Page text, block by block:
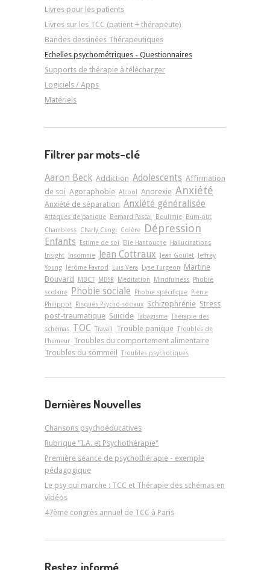
Livres pour les patients
Livres sur les TCC (patient + thérapeute)
Bandes dessinées Thérapeutiques
Echelles psychométriques - Questionnaires
Supports de thérapie à télécharger
Logiciels / Apps
Matériels
Filtrer par mots-clé
Aaron Beck Addiction Adolescents Affirmation
de soi Agoraphobie Alcool Anorexie Anxiété
Anxiété de séparation Anxiété généralisée
Attaques de panique Bernard Pascal Boulimie
Burn-out
Chambless Charly Cungi Colère Dépression
Enfants Estime de soi Élie Hantouche
Hallucinations
Insight Insomnie Jean Cottraux Jean Goulet
Jeffrey
Young
Jérôme Favrod Luis Vera Lyse Turgeon
Martine
Bouvard
MBCT MBSR Méditation Mindfulness
Phobie
scolaire
Phobie sociale Phobie spécifique
Pierre
Philippot
Risques Psycho-sociaux Schizophrénie Stress
post-traumatique Suicide Tabagisme Thérapie des
schémas
TOC Travail Trouble panique Troubles de
l'humeur Troubles du comportement alimentaire
Troubles du sommeil
Troubles psychotiques
Dernières Nouvelles
Chansons psychoéducatives
Rubrique "I.A. et Psychothérapie"
Première séance de psychothérapie - exemple
pédagogique
Le psy qui marche : TCC et Thérapie des schémas en
vidéos
47ème congrès annuel de TCC à Paris
Restez informé